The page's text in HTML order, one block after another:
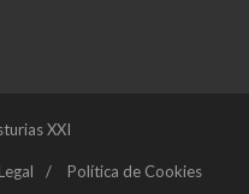
XXI
Política de Cookies